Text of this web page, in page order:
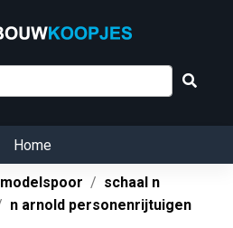
Home
modelspoor
schaal n
n arnold personenrijtuigen